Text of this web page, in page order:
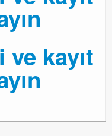
ve kayıt